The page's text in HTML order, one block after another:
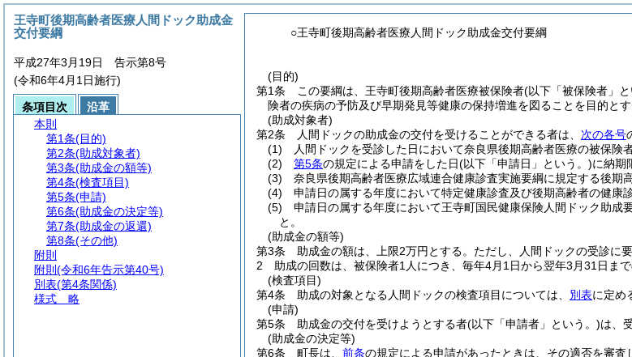
○王寺町後期高齢者医療人間ドック助成金交付要綱
(目的)
第1条
この要綱は、王寺町後期高齢者医療被保険者(以下「被保険者」
険者の疾病の予防及び早期発見等健康の保持増進を図ることを目的とす
(助成対象者)
第2条
人間ドックの助成金の交付を受けることができる者は、 次の各号
(1)
人間ドックを受診した日において奈良県後期高齢者医療の被保険
(2)
第5条の規定による申請をした日(以下「申請日」という。)に納期
(3)
奈良県後期高齢者医療広域連合健康診査実施要綱に規定する後期
(4)
申請日の属する年度において特定健康診査及び後期高齢者の健康
(5)
申請日の属する年度において王寺町国民健康保険人間ドック助成
と。
(助成金の額等)
第3条
助成金の額は、上限2万円とする。 ただし、人間ドックの受診に
2
助成の回数は、被保険者1人につき、毎年4月1日から翌年3月31日まで
(検査項目)
第4条
助成の対象となる人間ドックの検査項目については、 別表に定め
(申請)
第5条
助成金の交付を受けようとする者(以下「申請者」という。)は、
(助成金の決定等)
第6条
町長は、 前条の規定による申請があったときは、その適否を審
王寺町後期高齢者医療人間ドック助成金
交付要綱
平成27年3月19日 告示第8号
(令和6年4月1日施行)
条項目次
沿革
本則
第1条(目的)
第2条(助成対象者)
第3条(助成金の額等)
第4条(検査項目)
第5条(申請)
第6条(助成金の決定等)
第7条(助成金の返還)
第8条(その他)
附則
附則 (令和6年告示第40号)
別表(第4条関係)
様式 略